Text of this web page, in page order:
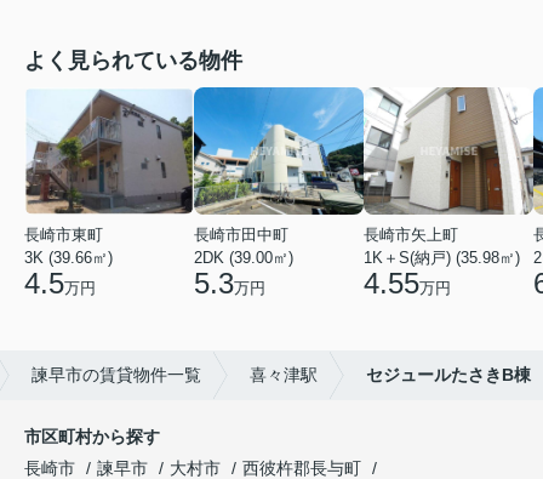
よく見られている物件
長崎市東町
3K (39.66㎡)
4.5万円
長崎市田中町
2DK (39.00㎡)
5.3万円
長崎市矢上町
1K＋S(納戸) (35.98㎡)
4.55万円
諫早市の賃貸物件一覧 喜々津駅 セジュールたさきB棟
市区町村から探す
長崎市
諫早市 大村市
西彼杵郡長与町